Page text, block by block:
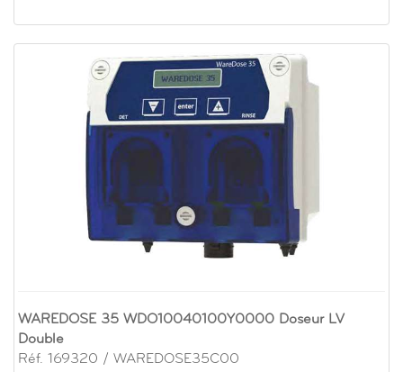
WAREDOSE 35 WDO10040100Y0000 Doseur LV
Double
Réf. 169320 / WAREDOSE35C00